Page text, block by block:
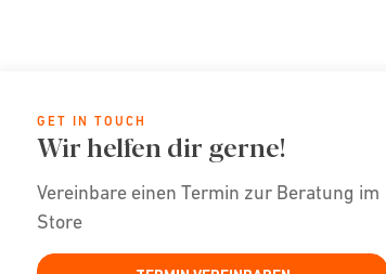
GET IN TOUCH
Wir helfen dir gerne!
Vereinbare einen Termin zur Beratung im
Store